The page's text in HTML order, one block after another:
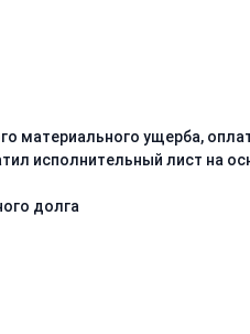
материального ущерба,
исполнительный лист на
долга